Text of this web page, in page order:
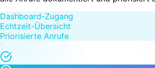
Dashboard-Zugang
Echtzeit-Übersicht
Priorisierte Anrufe
5